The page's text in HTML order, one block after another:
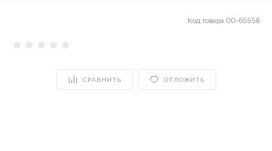
Код товара 00-65558
СРАВНИТЬ ОТЛОЖИТЬ